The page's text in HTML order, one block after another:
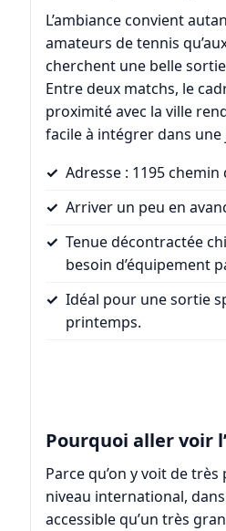
L’ambiance convient
amateurs de tennis
cherchent une belle
Entre deux matchs, le
proximité avec la ville
facile à intégrer dans
Adresse : 1195 chemin
Arriver un peu en
Tenue décontractée
besoin d’équipement
Idéal pour une sortie
printemps.
Pourquoi aller voir
Parce qu’on y voit de
niveau international,
accessible qu’un très